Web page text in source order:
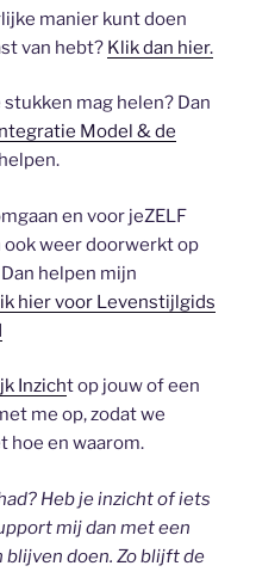
manier kunt doen
van hebt? Klik dan hier.
mag helen? Dan
Model & de
en voor jeZELF
ook weer doorwerkt op
helpen mijn
hier voor Levenstijlgids
Inzicht op jouw of een
me op, zodat we
hoe en waarom.
Heb je inzicht of iets
mij dan met een
blijven doen. Zo blijft de